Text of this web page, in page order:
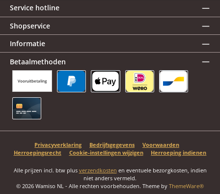
Service hotline
Shopservice
Informatie
Betaalmethoden
Vooruitbetaling
Privacyverklaring Bedrijfsgegevens
Voorwaarden
Herroepingsrecht
Cookie-instellingen wijzigen Herroeping indienen
Alle prijzen incl. btw plus verzendkosten en eventuele bezorgkosten, indien
niet anders vermeld.
© 2026 Wamiso NL - Alle rechten voorbehouden. Theme by ThemeWare®